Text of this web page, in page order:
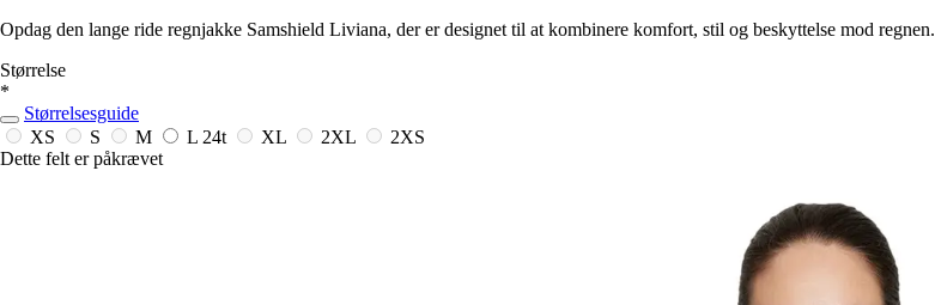
Opdag den lange ride regnjakke Samshield Liviana, der er designet til at kombinere komfort, stil og beskyttelse mod regnen.
Størrelse
*
Størrelsesguide
XS
S M L 24t XL 2XL
2XS
Dette felt er påkrævet